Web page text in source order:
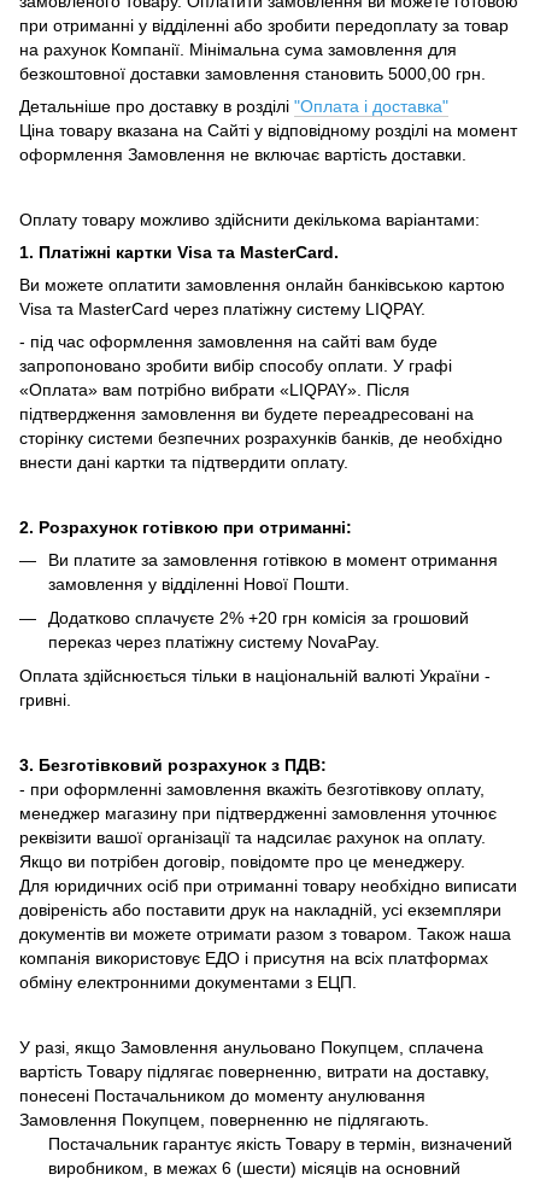
при отриманні у відділенні або зробити передоплату за товар
на рахунок Компанії. Мінімальна сума замовлення для
безкоштовної доставки замовлення становить 5000,00 грн.
Детальніше про доставку в розділі "Оплата і доставка"
Ціна товару вказана на Сайті у відповідному розділі на момент
оформлення Замовлення не включає вартість доставки.
Оплату товару можливо здійснити декількома варіантами:
1. Платіжні картки Visa та MasterCard.
Ви можете оплатити замовлення онлайн банківською картою
Visa та MasterCard через платіжну систему LIQPAY.
- під час оформлення замовлення на сайті вам буде
запропоновано зробити вибір способу оплати. У графі
«Оплата» вам потрібно вибрати «LIQPAY». Після
підтвердження замовлення ви будете переадресовані на
сторінку системи безпечних розрахунків банків, де необхідно
внести дані картки та підтвердити оплату.
2. Розрахунок готівкою при отриманні:
Ви платите за замовлення готівкою в момент отримання
замовлення у відділенні Нової Пошти.
Додатково сплачуєте 2% +20 грн комісія за грошовий
переказ через платіжну систему NovaPay.
Оплата здійснюється тільки в національній валюті України -
гривні.
3. Безготівковий розрахунок з ПДВ:
- при оформленні замовлення вкажіть безготівкову оплату,
менеджер магазину при підтвердженні замовлення уточнює
реквізити вашої організації та надсилає рахунок на оплату.
Якщо ви потрібен договір, повідомте про це менеджеру.
Для юридичних осіб при отриманні товару необхідно виписати
довіреність або поставити друк на накладній, усі екземпляри
документів ви можете отримати разом з товаром. Також наша
компанія використовує ЕДО і присутня на всіх платформах
обміну електронними документами з ЕЦП.
У разі, якщо Замовлення анульовано Покупцем, сплачена
вартість Товару підлягає поверненню, витрати на доставку,
понесені Постачальником до моменту анулювання
Замовлення Покупцем, поверненню не підлягають.
Постачальник гарантує якість Товару в термін, визначений
виробником, в межах 6 (шести) місяців на основний